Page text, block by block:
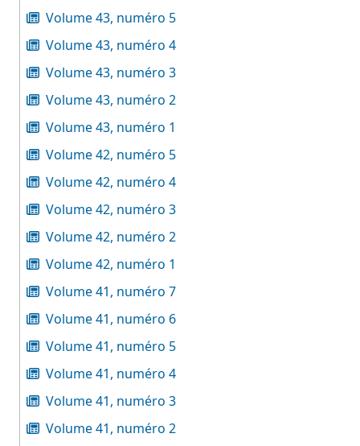
Volume 43, numéro 5
Volume 43, numéro 4
Volume 43, numéro 3
Volume 43, numéro 2
Volume 43, numéro 1
Volume 42, numéro 5
Volume 42, numéro 4
Volume 42, numéro 3
Volume 42, numéro 2
Volume 42, numéro 1
Volume 41, numéro 7
Volume 41, numéro 6
Volume 41, numéro 5
Volume 41, numéro 4
Volume 41, numéro 3
Volume 41, numéro 2